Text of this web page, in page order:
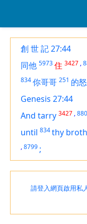
創 世 記 27:44
同他 5973住 3427 ,
834你哥哥 251 的
Genesis 27:44
And tarry 3427 ,
until 834thy
,8799 ;
請登入網頁啟用私